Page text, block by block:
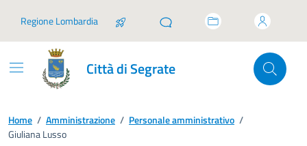
Regione Lombardia
Città di Segrate
Home / Amministrazione / Personale amministrativo /
Giuliana Lusso